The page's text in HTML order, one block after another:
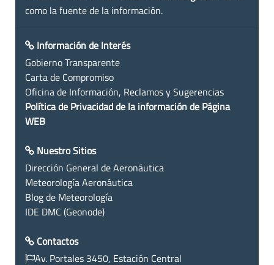
como la fuente de la información.
Información de Interés
Gobierno Transparente
Carta de Compromiso
Oficina de Información, Reclamos y Sugerencias
Política de Privacidad de la información de Página
WEB
Nuestro Sitios
Dirección General de Aeronáutica
Meteorología Aeronáutica
Blog de Meteorología
IDE DMC (Geonode)
Contactos
Av. Portales 3450, Estación Central